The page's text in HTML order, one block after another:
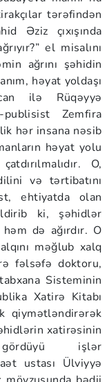
tərəfindən
Əziz çıxışında
el misalını
ağrını şəhidin
həyat yoldaşı
ilə Rüqəyyə
publisist Zemfira
hər insana nəsib
həyat yolu
O,
və tərtibatını
ehtiyatda olan
ki, şəhidlər
də ağırdır. O
məğlub xalq
fəlsəfə doktoru,
Sisteminin
Xatirə Kitabı
qiymətləndirərək
xatirəsinin
gördüyü işlər
ustası Ülviyyə